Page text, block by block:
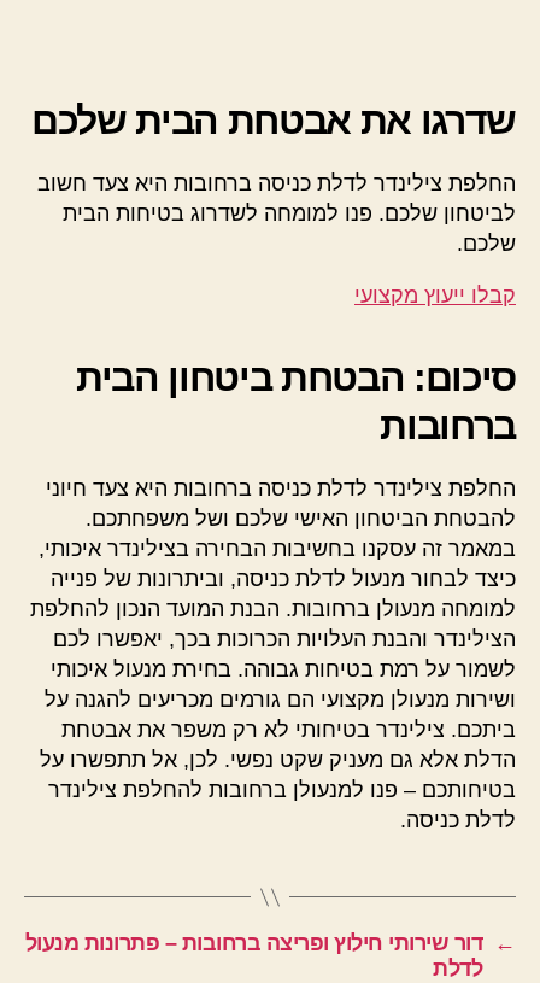
שדרגו את אבטחת הבית שלכם
החלפת צילינדר לדלת כניסה ברחובות היא צעד חשוב
לביטחון שלכם. פנו למומחה לשדרוג בטיחות הבית
שלכם.
קבלו ייעוץ מקצועי
סיכום: הבטחת ביטחון הבית
ברחובות
החלפת צילינדר לדלת כניסה ברחובות היא צעד חיוני
להבטחת הביטחון האישי שלכם ושל משפחתכם.
במאמר זה עסקנו בחשיבות הבחירה בצילינדר איכותי,
כיצד לבחור מנעול לדלת כניסה, וביתרונות של פנייה
למומחה מנעולן ברחובות. הבנת המועד הנכון להחלפת
הצילינדר והבנת העלויות הכרוכות בכך, יאפשרו לכם
לשמור על רמת בטיחות גבוהה. בחירת מנעול איכותי
ושירות מנעולן מקצועי הם גורמים מכריעים להגנה על
ביתכם. צילינדר בטיחותי לא רק משפר את אבטחת
הדלת אלא גם מעניק שקט נפשי. לכן, אל תתפשרו על
בטיחותכם – פנו למנעולן ברחובות להחלפת צילינדר
לדלת כניסה.
←
דור שירותי חילוץ ופריצה ברחובות – פתרונות מנעול
לדלת